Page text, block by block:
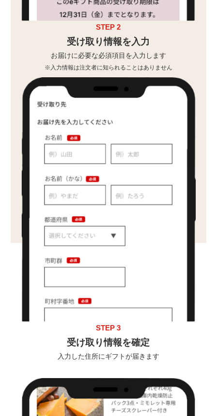
STEP 2
受け取り情報を入力
お届けに必要な必須項目を入力します
※入力情報は注文者に知られることはありません
STEP 3
受け取り情報を確定
入力した住所にギフトが届きます